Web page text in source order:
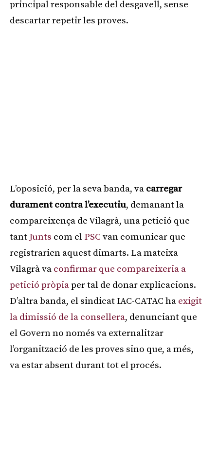
principal responsable del desgavell, sense
descartar repetir les proves.
L’oposició, per la seva banda, va carregar
durament contra l’executiu, demanant la
compareixença de Vilagrà, una petició que
tant Junts com el PSC van comunicar que
registrarien aquest dimarts. La mateixa
Vilagrà va confirmar que compareixeria a
petició pròpiaper tal de donar explicacions.
D’altra banda, el sindicat IAC-CATAC ha exigit
la dimissió de la consellera, denunciant que
el Govern no només va externalitzar
l’organització de les proves sino que, a més,
va estar absent durant tot el procés.